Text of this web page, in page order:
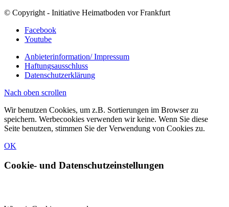
© Copyright - Initiative Heimatboden vor Frankfurt
Facebook
Youtube
Anbieterinformation/ Impressum
Haftungsausschluss
Datenschutzerklärung
Nach oben scrollen
Wir benutzen Cookies, um z.B. Sortierungen im Browser zu
speichern. Werbecookies verwenden wir keine. Wenn Sie diese
Seite benutzen, stimmen Sie der Verwendung von Cookies zu.
OK
Cookie- und Datenschutzeinstellungen